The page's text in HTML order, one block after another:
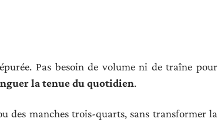
Pas besoin de volume ni de traîne pour
la tenue du quotidien.
des manches trois-quarts, sans transformer la